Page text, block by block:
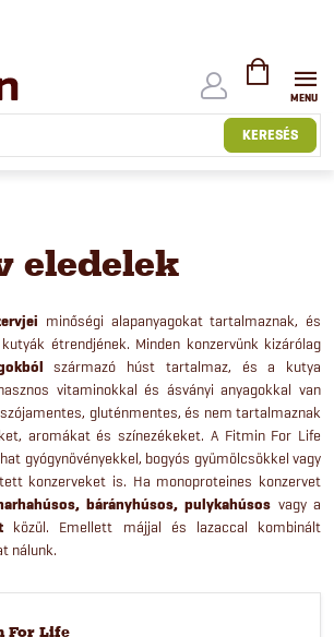
KERESÉS
KOSÁR
eledelek
minőségi alapanyagokat tartalmaznak, és
étrendjének. Minden konzervünk kizárólag
származó húst tartalmaz, és a kutya
vitaminokkal és ásványi anyagokkal van
szójamentes, gluténmentes, és nem tartalmaznak
aromákat és színezékeket. A Fitmin For Life
gyógynövényekkel, bogyós gyümölcsökkel vagy
konzerveket is. Ha monoproteines konzervet
bárányhúsos, pulykahúsos vagy a
közül. Emellett májjal és lazaccal kombinált
nálunk.
For Life